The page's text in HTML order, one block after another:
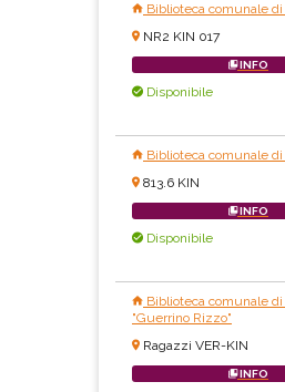
Biblioteca comunale di
NR2 KIN 017
INFO
Disponibile
Biblioteca comunale
813.6 KIN
INFO
Disponibile
Biblioteca comunale
"Guerrino Rizzo"
Ragazzi VER-KIN
INFO